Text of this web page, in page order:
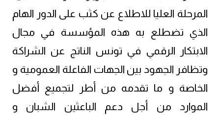
المرحلة العليا للاطلاع عن كثب على الدور الهام
الذي تضطلع به هذه المؤسسة في مجال
الابتكار الرقمي في تونس الناتج عن الشراكة
وتظافر الجهود بين الجهات الفاعلة العمومية و
الخاصة و ما تقدمه من أطر لتجميع أفضل
الموارد من أجل دعم الباعثين الشبان و